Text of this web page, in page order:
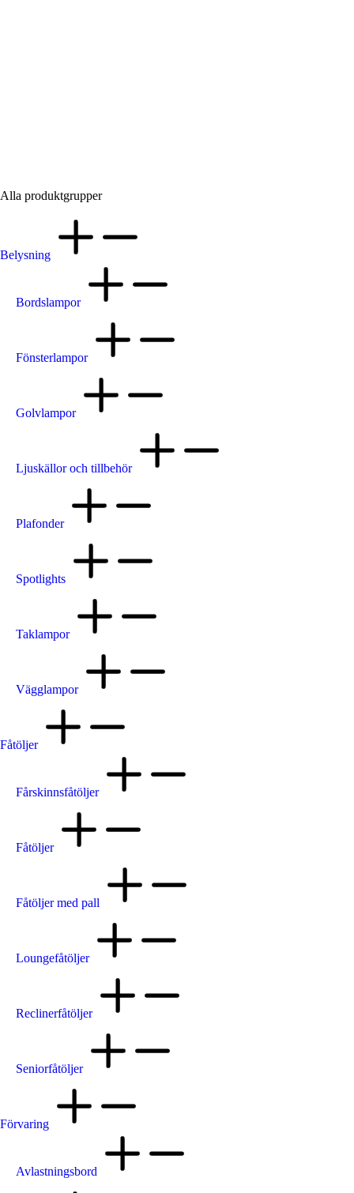
Alla produktgrupper
Belysning
Bordslampor
Fönsterlampor
Golvlampor
Ljuskällor och tillbehör
Plafonder
Spotlights
Taklampor
Vägglampor
Fåtöljer
Fårskinnsfåtöljer
Fåtöljer
Fåtöljer med pall
Loungefåtöljer
Reclinerfåtöljer
Seniorfåtöljer
Förvaring
Avlastningsbord